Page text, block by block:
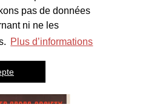
pas de données
ni ne les
Plus d’informations